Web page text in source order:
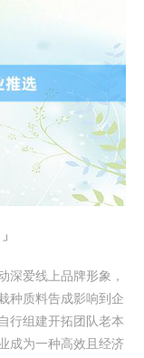
深爱线上品牌形象，
种质料告成影响到企
行组建开拓团队老本
成为一种高效且经济